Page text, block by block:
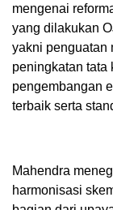
mengenai
yang dilakukan
yakni penguatan
peningkatan tata
pengembangan
terbaik serta
Mahendra
harmonisasi